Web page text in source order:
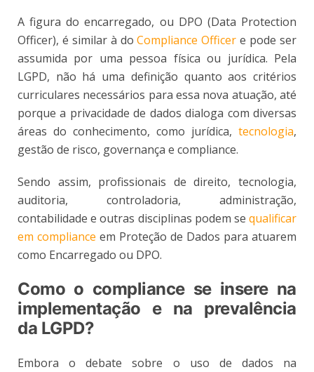
A figura do encarregado, ou DPO (Data Protection
Officer), é similar à doCompliance Officer e pode ser
assumida por uma pessoa física ou jurídica. Pela
LGPD, não há uma definição quanto aos critérios
curriculares necessários para essa nova atuação, até
porque a privacidade de dados dialoga com diversas
áreas do conhecimento, como jurídica, tecnologia,
gestão de risco, governança e compliance.
Sendo assim, profissionais de direito, tecnologia,
auditoria, controladoria, administração,
contabilidade e outras disciplinas podem se qualificar
em compliance em Proteção de Dados para atuarem
como Encarregado ou DPO.
Como o compliance se insere na
implementação e na prevalência
da LGPD?
Embora o debate sobre o uso de dados na